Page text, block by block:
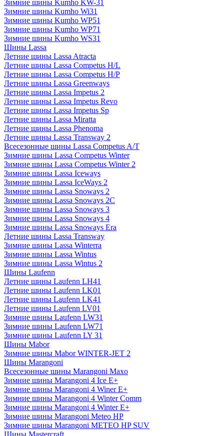
Зимние шины Kumho KW-31
Зимние шины Kumho Wi31
Зимние шины Kumho WP51
Зимние шины Kumho WP71
Зимние шины Kumho WS31
Шины Lassa
Летние шины Lassa Atracta
Летние шины Lassa Competus H/L
Летние шины Lassa Competus H/P
Летние шины Lassa Greenways
Летние шины Lassa Impetus 2
Летние шины Lassa Impetus Revo
Летние шины Lassa Impetus Sp
Летние шины Lassa Miratta
Летние шины Lassa Phenoma
Летние шины Lassa Transway 2
Всесезонные шины Lassa Competus A/T
Зимние шины Lassa Competus Winter
Зимние шины Lassa Competus Winter 2
Зимние шины Lassa Iceways
Зимние шины Lassa IceWays 2
Зимние шины Lassa Snoways 2
Зимние шины Lassa Snoways 2C
Зимние шины Lassa Snoways 3
Зимние шины Lassa Snoways 4
Зимние шины Lassa Snoways Era
Летние шины Lassa Transway
Зимние шины Lassa Winterra
Зимние шины Lassa Wintus
Зимние шины Lassa Wintus 2
Шины Laufenn
Летние шины Laufenn LH41
Летние шины Laufenn LK01
Летние шины Laufenn LK41
Летние шины Laufenn LV01
Зимние шины Laufenn LW31
Зимние шины Laufenn LW71
Зимние шины Laufenn LY 31
Шины Mabor
Зимние шины Mabor WINTER-JET 2
Шины Marangoni
Всесезонные шины Marangoni Maxo
Зимние шины Marangoni 4 Ice E+
Зимние шины Marangoni 4 Winer E+
Зимние шины Marangoni 4 Winter Comm
Зимние шины Marangoni 4 Winter E+
Зимние шины Marangoni Meteo HP
Зимние шины Marangoni METEO HP SUV
Шины Mastercraft